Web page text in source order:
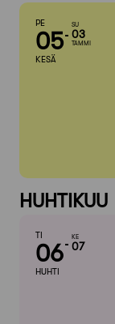
PE
05
KESÄ
SU
03
TAMMI
HUHTIKUU
TI
06
HUHTI
KE
07